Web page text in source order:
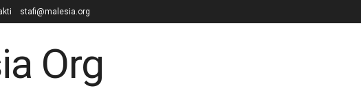
stafi@malesia.org